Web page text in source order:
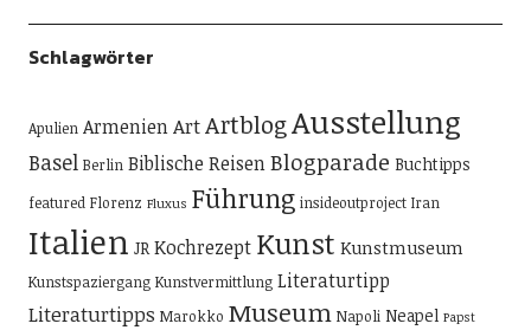
Schlagwörter
Apulien Armenien Art ArtblogAusstellung
Basel Berlin Biblische ReisenBlogparade Buchtipps
featured Florenz Fluxus Führung insideoutproject Iran
Italien JR Kochrezept Kunst Kunstmuseum
Kunstspaziergang Kunstvermittlung Literaturtipp
Literaturtipps Marokko Museum Napoli Neapel Papst